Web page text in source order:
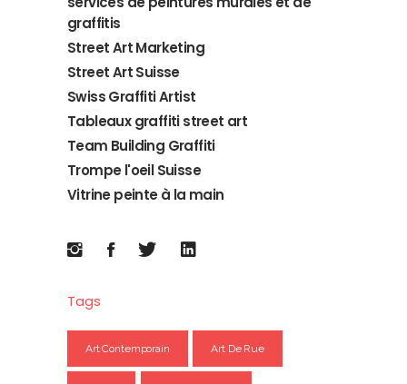
graffitis
Street Art Marketing
Street Art Suisse
Swiss Graffiti Artist
Tableaux graffiti street art
Team Building Graffiti
Trompe l'oeil Suisse
Vitrine peinte à la main
Tags
Art Contemporain Art De Rue